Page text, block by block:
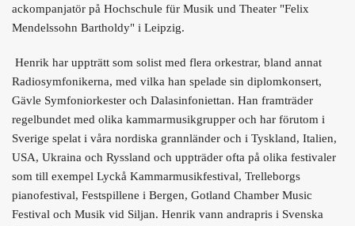
ackompanjatör på Hochschule für Musik und Theater "Felix
Mendelssohn Bartholdy" i Leipzig.
Henrik har uppträtt som solist med flera orkestrar, bland annat
Radiosymfonikerna, med vilka han spelade sin diplomkonsert,
Gävle Symfoniorkester och Dalasinfoniettan. Han framträder
regelbundet med olika kammarmusikgrupper och har förutom i
Sverige spelat i våra nordiska grannländer och i Tyskland, Italien,
USA, Ukraina och Ryssland och uppträder ofta på olika festivaler
som till exempel Lyckå Kammarmusikfestival, Trelleborgs
pianofestival, Festspillene i Bergen, Gotland Chamber Music
Festival och Musik vid Siljan. Henrik vann andrapris i Svenska